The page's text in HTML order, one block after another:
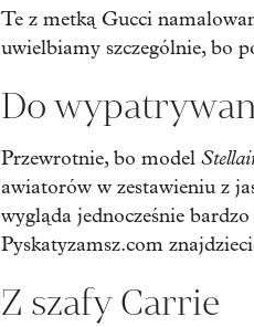
Te z metką Gucci
uwielbiamy szczególnie, bo
Do
Przewrotnie, bo model
awiatorów w zestawieniu z
wygląda jednocześnie
Pyskatyzamsz.com
Z szafy Carrie